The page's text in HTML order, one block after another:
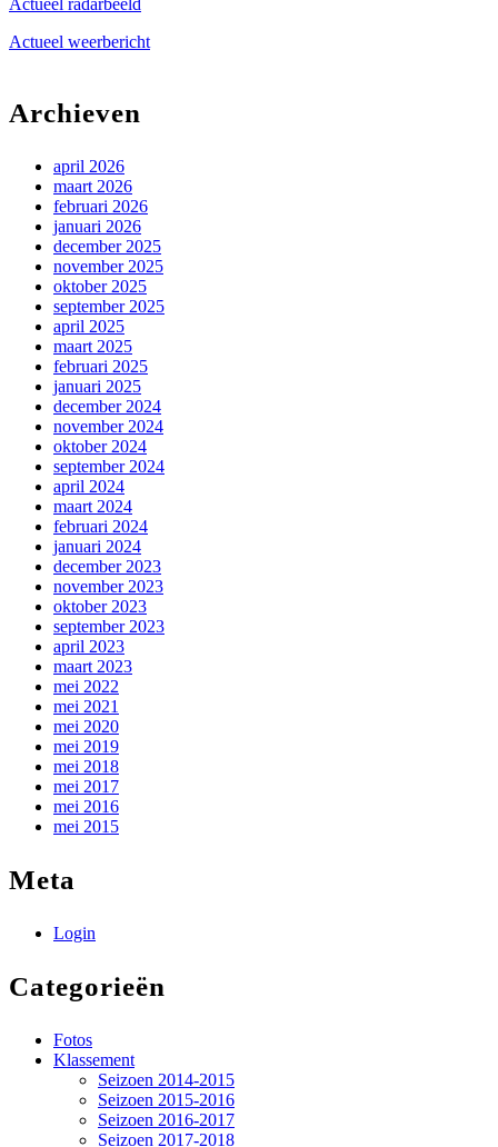
Actueel radarbeeld
Actueel weerbericht
Archieven
april 2026
maart 2026
februari 2026
januari 2026
december 2025
november 2025
oktober 2025
september 2025
april 2025
maart 2025
februari 2025
januari 2025
december 2024
november 2024
oktober 2024
september 2024
april 2024
maart 2024
februari 2024
januari 2024
december 2023
november 2023
oktober 2023
september 2023
april 2023
maart 2023
mei 2022
mei 2021
mei 2020
mei 2019
mei 2018
mei 2017
mei 2016
mei 2015
Meta
Login
Categorieën
Fotos
Klassement
Seizoen 2014-2015
Seizoen 2015-2016
Seizoen 2016-2017
Seizoen 2017-2018